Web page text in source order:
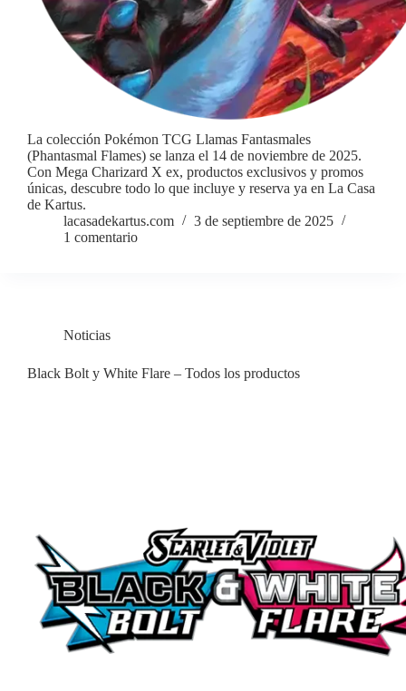
La colección Pokémon TCG Llamas Fantasmales
(Phantasmal Flames) se lanza el 14 de noviembre de 2025.
Con Mega Charizard X ex, productos exclusivos y promos
únicas, descubre todo lo que incluye y reserva ya en La Casa
de Kartus.
lacasadekartus.com
3 de septiembre de 2025
1 comentario
Noticias
Black Bolt y White Flare – Todos los productos